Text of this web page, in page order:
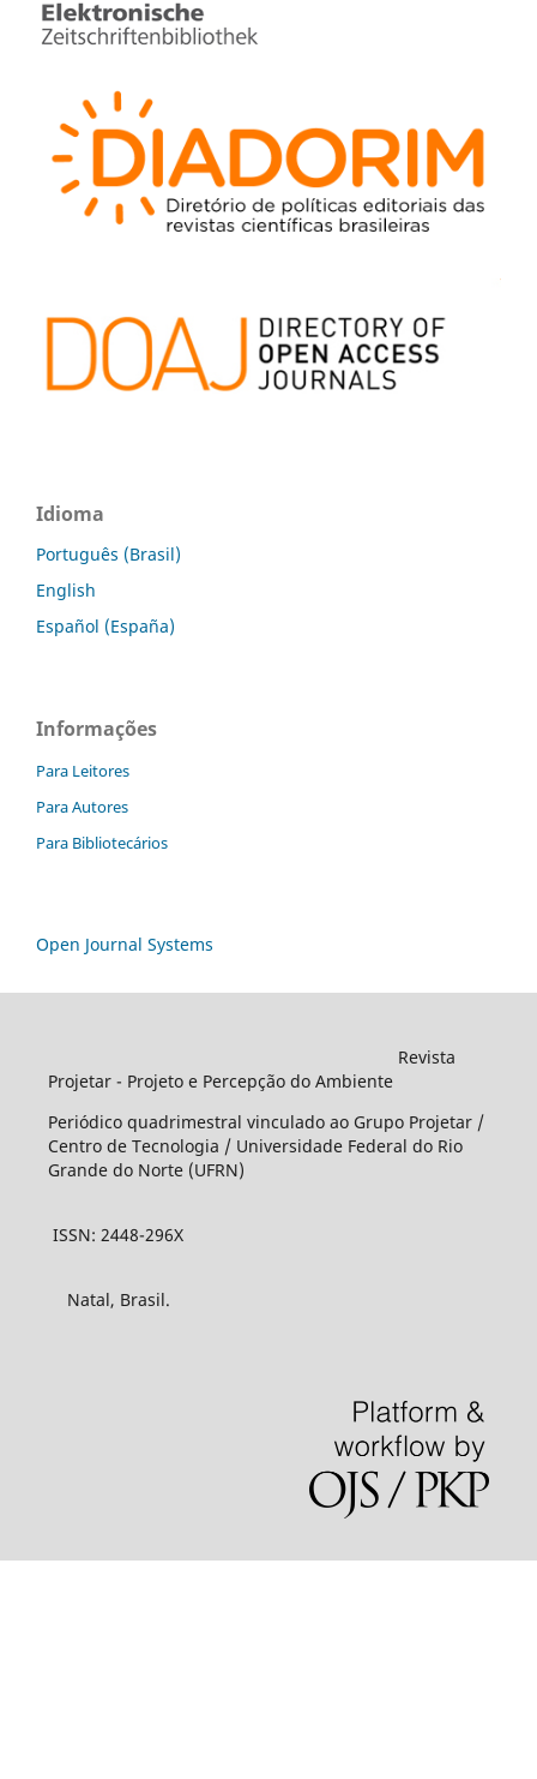
Idioma
Português (Brasil)
English
Español (España)
Informações
Para Leitores
Para Autores
Para Bibliotecários
Open Journal Systems
Revista
Projetar - Projeto e Percepção do Ambiente
Periódico quadrimestral vinculado ao Grupo Projetar /
Centro de Tecnologia / Universidade Federal do Rio
Grande do Norte (UFRN)
ISSN: 2448-296X
Natal, Brasil.